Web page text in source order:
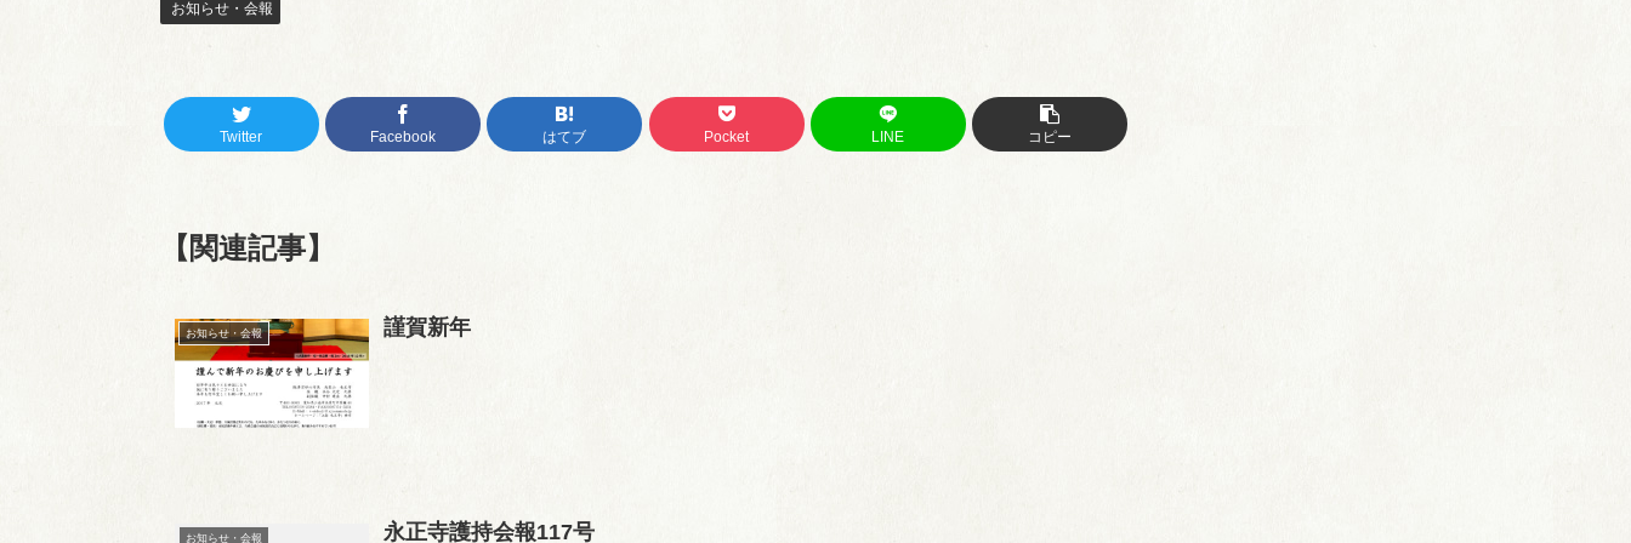
お知らせ・会報
Twitter Facebook はてブ Pocket LINE コピー
【関連記事】
お知らせ・会報 謹賀新年
お知らせ・会報 永正寺護持会報117号